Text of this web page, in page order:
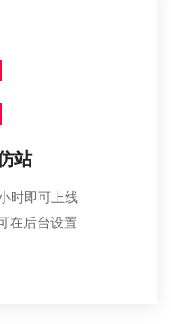
站
时即可上线
在后台设置